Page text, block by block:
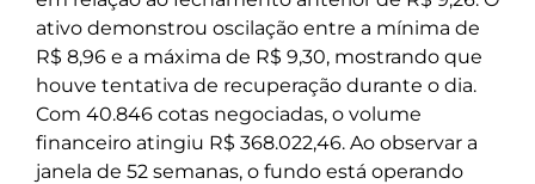
ativo demonstrou oscilação entre a mínima de
R$ 8,96 e a máxima de R$ 9,30, mostrando que
houve tentativa de recuperação durante o dia.
Com 40.846 cotas negociadas, o volume
financeiro atingiu R$ 368.022,46. Ao observar a
janela de 52 semanas, o fundo está operando